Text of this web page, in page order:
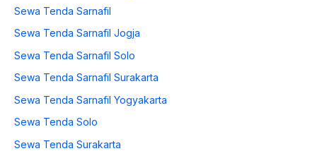
Sewa Tenda Sarnafil
Sewa Tenda Sarnafil Jogja
Sewa Tenda Sarnafil Solo
Sewa Tenda Sarnafil Surakarta
Sewa Tenda Sarnafil Yogyakarta
Sewa Tenda Solo
Sewa Tenda Surakarta